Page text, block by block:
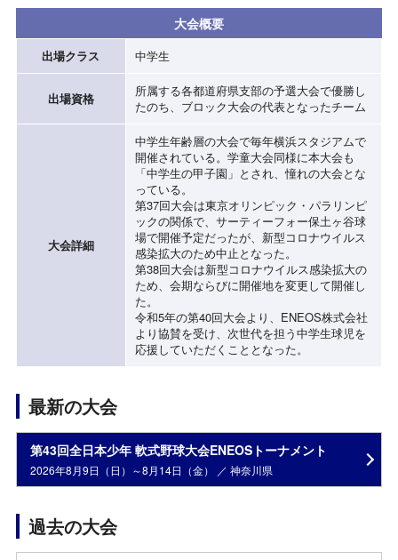
大会概要
出場クラス 中学生
出場資格
所属する各都道府県支部の予選大会で優勝し
たのち、ブロック大会の代表となったチーム
大会詳細
中学生年齢層の大会で毎年横浜スタジアムで
開催されている。学童大会同様に本大会も
「中学生の甲子園」とされ、憧れの大会とな
っている。
第37回大会は東京オリンピック・パラリンピ
ックの関係で、サーティーフォー保土ヶ谷球
場で開催予定だったが、新型コロナウイルス
感染拡大のため中止となった。
第38回大会は新型コロナウイルス感染拡大の
ため、会期ならびに開催地を変更して開催し
た。
令和5年の第40回大会より、ENEOS株式会社
より協賛を受け、次世代を担う中学生球児を
応援していただくこととなった。
最新の大会
第43回全日本少年 軟式野球大会ENEOSトーナメント
2026年8月9日（日）～8月14日（金） ／ 神奈川県
過去の大会